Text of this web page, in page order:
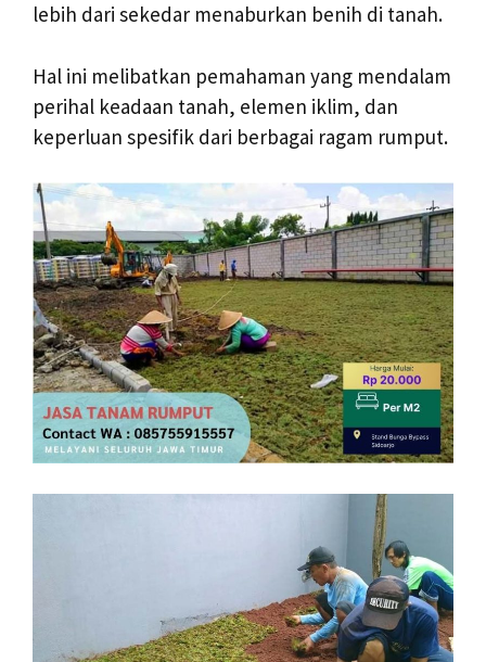
lebih dari sekedar menaburkan benih di tanah.
Hal ini melibatkan pemahaman yang mendalam
perihal keadaan tanah, elemen iklim, dan
keperluan spesifik dari berbagai ragam rumput.